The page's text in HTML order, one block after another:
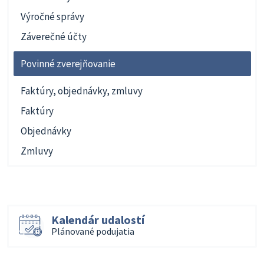
Výročné správy
Záverečné účty
Povinné zverejňovanie
Faktúry, objednávky, zmluvy
Faktúry
Objednávky
Zmluvy
Kalendár udalostí
Plánované podujatia